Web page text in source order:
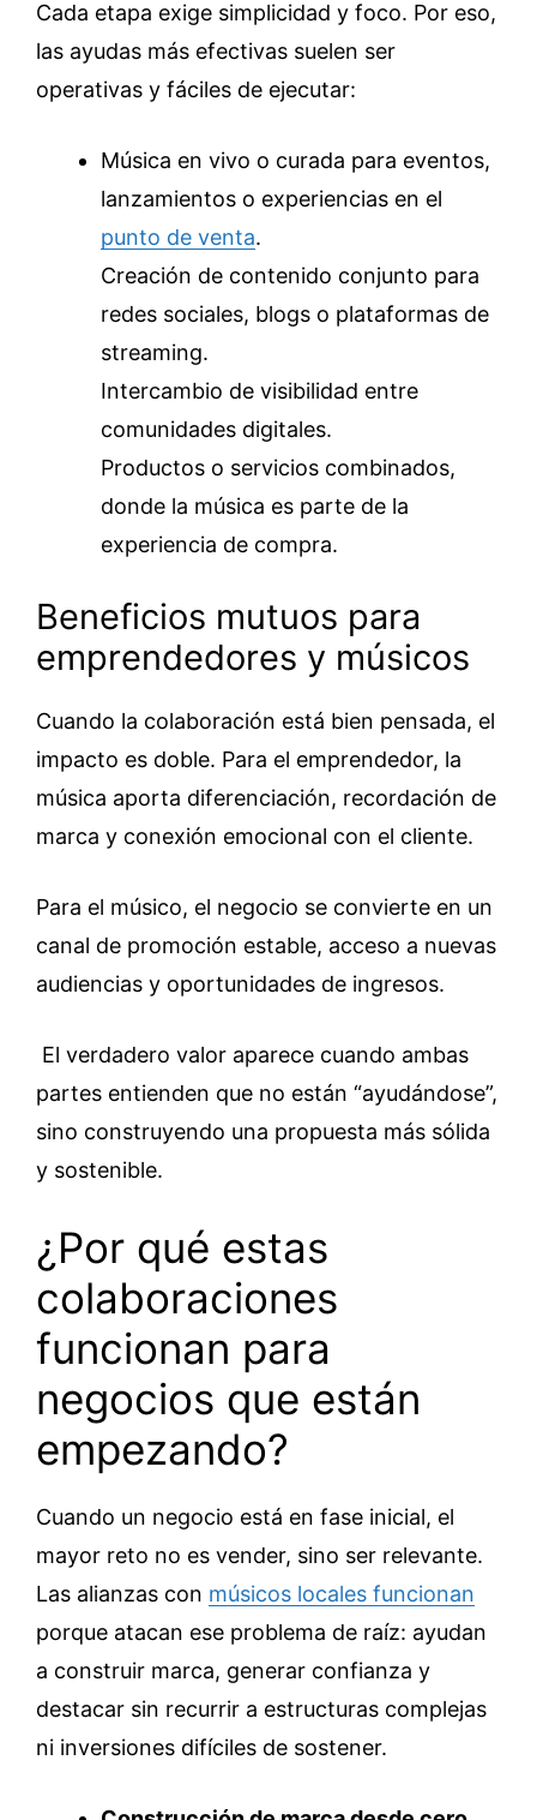
Cada etapa exige simplicidad y foco. Por eso,
las ayudas más efectivas suelen ser
operativas y fáciles de ejecutar:
Música en vivo o curada para eventos,
lanzamientos o experiencias en el
punto de venta.
Creación de contenido conjunto para
redes sociales, blogs o plataformas de
streaming.
Intercambio de visibilidad entre
comunidades digitales.
Productos o servicios combinados,
donde la música es parte de la
experiencia de compra.
Beneficios mutuos para
emprendedores y músicos
Cuando la colaboración está bien pensada, el
impacto es doble. Para el emprendedor, la
música aporta diferenciación, recordación de
marca y conexión emocional con el cliente.
Para el músico, el negocio se convierte en un
canal de promoción estable, acceso a nuevas
audiencias y oportunidades de ingresos.
El verdadero valor aparece cuando ambas
partes entienden que no están “ayudándose”,
sino construyendo una propuesta más sólida
y sostenible.
¿Por qué estas
colaboraciones
funcionan para
negocios que están
empezando?
Cuando un negocio está en fase inicial, el
mayor reto no es vender, sino ser relevante.
Las alianzas con músicos locales funcionan
porque atacan ese problema de raíz: ayudan
a construir marca, generar confianza y
destacar sin recurrir a estructuras complejas
ni inversiones difíciles de sostener.